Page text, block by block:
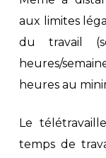
aux limites
du travail
heures/
heures au
Le
temps de